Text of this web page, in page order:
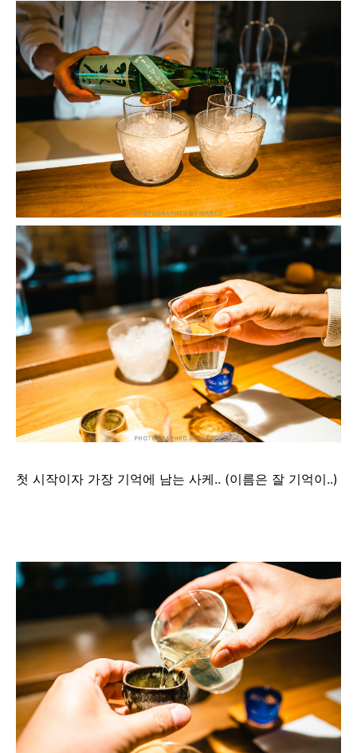
첫 시작이자 가장 기억에 남는 사케.. (이름은 잘 기억이..)